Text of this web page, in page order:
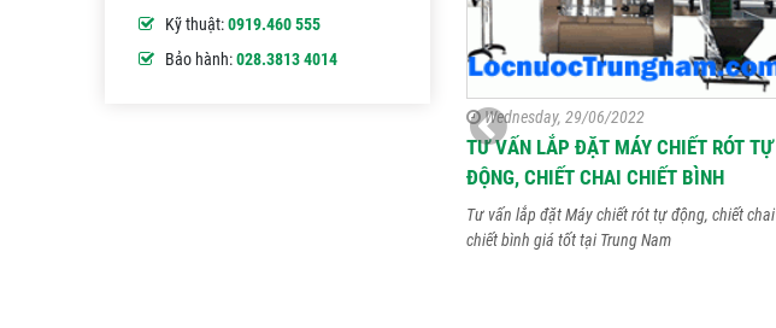
Wednesday, 29/06/2022
TƯ VẤN LẮP ĐẶT MÁY CHIẾT RÓT TỰ
ĐỘNG, CHIẾT CHAI CHIẾT BÌNH
Tư vấn lắp đặt Máy chiết rót tự động, chiết chai
chiết bình giá tốt tại Trung Nam
Kỹ thuật:0919.460 555
Bảo hành:028.3813 4014